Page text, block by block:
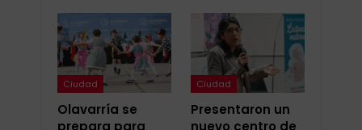
Ciudad
Olavarría se
prepara para
Ciudad
Presentaron un
nuevo centro de